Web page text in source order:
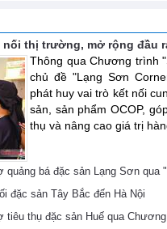
thị trường, mở rộng đầu
Thông qua Chương trình
chủ đề "Lạng Sơn
phát huy vai trò kết nối
sản, sản phẩm OCOP,
thụ và nâng cao giá trị
quảng bá đặc sản Lạng Sơn qua
đặc sản Tây Bắc đến Hà Nội
tiêu thụ đặc sản Huế qua